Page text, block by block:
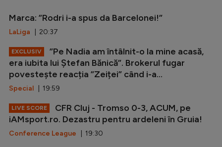
Marca: ”Rodri i-a spus da Barcelonei!”
LaLiga | 20:37
EXCLUSIV
”Pe Nadia am întâlnit-o la mine acasă,
era iubita lui Ștefan Bănică”. Brokerul fugar
povestește reacția ”Zeiței” când i-a...
Special | 19:59
LIVE SCORE
CFR Cluj - Tromso 0-3, ACUM, pe
iAMsport.ro. Dezastru pentru ardeleni în Gruia!
Conference League | 19:30